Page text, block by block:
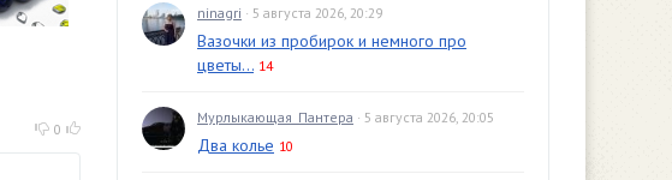
0
ninagri · 5 августа 2026, 20:29
Вазочки из пробирок и немного про
цветы... 14
Мурлыкающая_Пантера · 5 августа 2026, 20:05
Два колье 10